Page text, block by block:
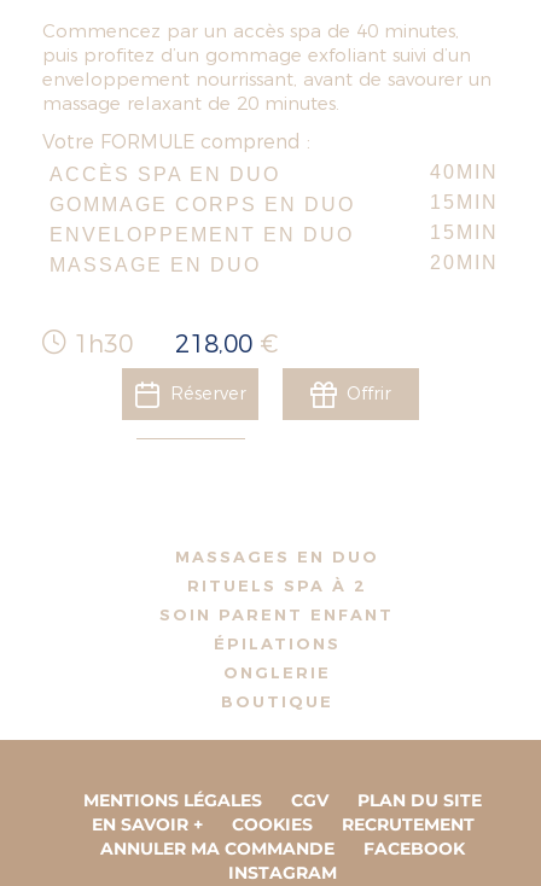
Commencez par un accès spa de 40 minutes,
puis profitez d’un gommage exfoliant suivi d’un
enveloppement nourrissant, avant de savourer un
massage relaxant de 20 minutes.
Votre FORMULE comprend :
ACCÈS SPA EN DUO
40MIN
GOMMAGE CORPS EN DUO
15MIN
ENVELOPPEMENT EN DUO
15MIN
MASSAGE EN DUO
20MIN
1h30 218,00 €
Réserver Offrir
MASSAGES EN DUO
RITUELS SPA À 2
SOIN PARENT ENFANT
ÉPILATIONS
ONGLERIE
BOUTIQUE
MENTIONS LÉGALES CGV
PLAN DU SITE
EN SAVOIR +
COOKIES
RECRUTEMENT
ANNULER MA COMMANDE
FACEBOOK
INSTAGRAM